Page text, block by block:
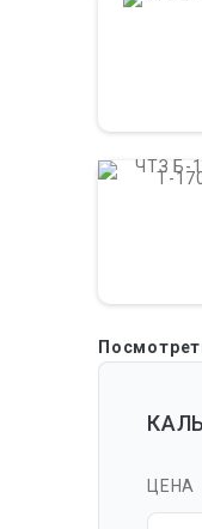
ЦЕНА